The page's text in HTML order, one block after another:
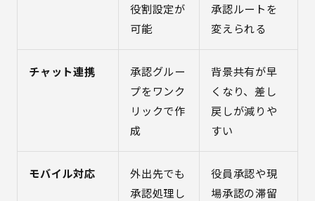
役割設定が
可能
承認ルートを
変えられる
チャット連携
承認グルー
プをワンク
リックで作
成
背景共有が早
くなり、差し
戻しが減りや
すい
モバイル対応
外出先でも
承認処理し
役員承認や現
場承認の滞留